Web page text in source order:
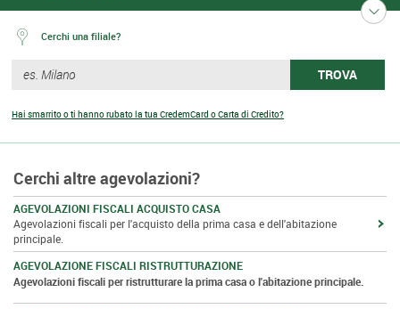
Cerchi una filiale?
TROVA
Hai smarrito o ti hanno rubato la tua CredemCard o Carta di Credito?
Cerchi altre agevolazioni?
AGEVOLAZIONI FISCALI ACQUISTO CASA
Agevolazioni fiscali per l'acquisto della prima casa e dell'abitazione
principale.
AGEVOLAZIONE FISCALI RISTRUTTURAZIONE
Agevolazioni fiscali per ristrutturare la prima casa o l'abitazione principale.